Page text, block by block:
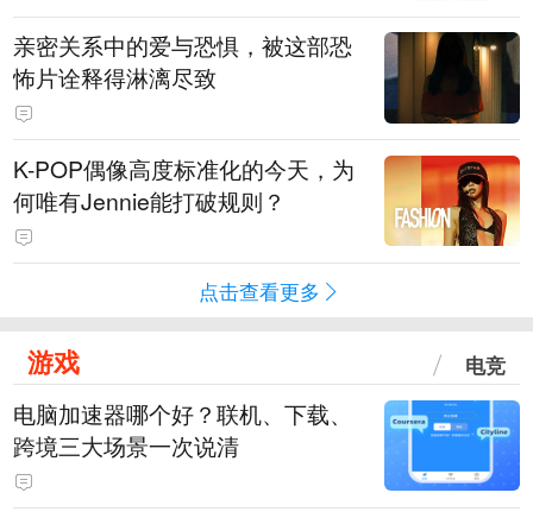
亲密关系中的爱与恐惧，被这部恐
怖片诠释得淋漓尽致
K-POP偶像高度标准化的今天，为
何唯有Jennie能打破规则？
点击查看更多
游戏 电竞
电脑加速器哪个好？联机、下载、
跨境三大场景一次说清